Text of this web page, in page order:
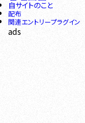
自サイトのこと
配布
関連エントリープラグイン
ads